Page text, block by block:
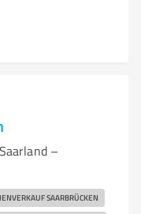
–
SAARBRÜCKEN